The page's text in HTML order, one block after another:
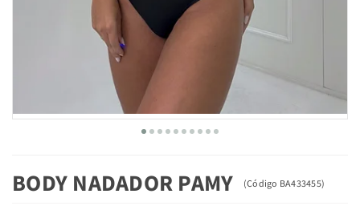
BODY NADADOR PAMY (Código BA433455)